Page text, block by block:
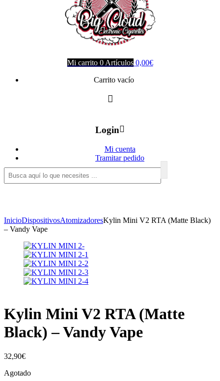
Mi carrito 0 Artículos 0,00€
Carrito vacío
Login
Mi cuenta
Tramitar pedido
InicioDispositivosAtomizadoresKylin Mini V2 RTA (Matte Black)
– Vandy Vape
Kylin Mini V2 RTA (Matte
Black) – Vandy Vape
32,90€
Agotado